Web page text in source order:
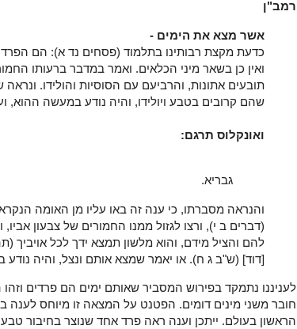
רמב"ן
אשר מצא את הימים -
כדעת מקצת רבותינו בתלמוד (פסחים נד א): הם
ואין כן בשאר מיני הכלאים. ואמר במדבר ברעותו
תובעים אתונות, והרביעם עם הסוסיות והולידו.
שהם קרובים בטבע ויולידו, והיה נודע במעשה ההוא,
ואונקלוס תרגם:
גבריא.
והנראה מסברתו, כי ענה זה באו עליו מן האומה
(דברים ב י), ורצו לגזול ממנו החמורים של צבעון אביו,
להם והציל מידם, והוא מלשון תמצא ידך לכל אויביך
[דוד] (ש"ב ג ח). או יאמר שמצא אותם ונצל, והיה נודע
לעניננו נתמקד בפירוש המסביר שאותם ימים הם פרדים
חובר משני מינים דומים. הפטנט על המצאה זו מיוחס
הראשון בעולם. ייתכן וענה ראה פרד אחד שנוצר בחיבור